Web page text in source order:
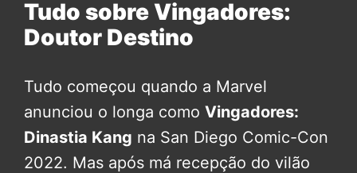
Tudo sobre Vingadores:
Doutor Destino
Tudo começou quando a Marvel
anunciou o longa como Vingadores:
Dinastia Kang na San Diego Comic-Con
2022. Mas após má recepção do vilão